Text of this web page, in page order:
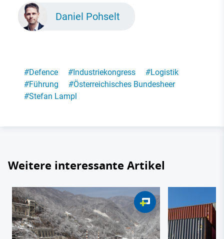
Daniel Pohselt
#Defence #Industriekongress #Logistik
#Führung #Österreichisches Bundesheer
#Stefan Lampl
Weitere interessante Artikel